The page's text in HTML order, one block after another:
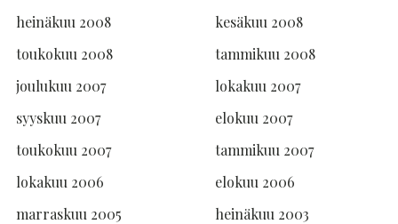
heinäkuu 2008
kesäkuu 2008
toukokuu 2008
tammikuu 2008
joulukuu 2007
lokakuu 2007
syyskuu 2007
elokuu 2007
toukokuu 2007
tammikuu 2007
lokakuu 2006
elokuu 2006
marraskuu 2005
heinäkuu 2003